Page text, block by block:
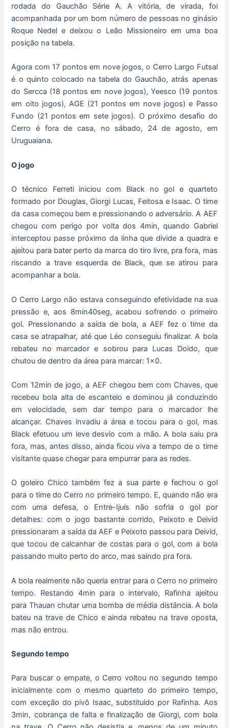
rodada do Gauchão Série A. A vitória, de virada, foi
acompanhada por um bom número de pessoas no ginásio
Roque Nedel e deixou o Leão Missioneiro em uma boa
posição na tabela.
Agora com 17 pontos em nove jogos, o Cerro Largo Futsal
é o quinto colocado na tabela do Gauchão, atrás apenas
do Sercca (18 pontos em nove jogos), Yeesco (19 pontos
em oito jogos), AGE (21 pontos em nove jogos) e Passo
Fundo (21 pontos em sete jogos). O próximo desafio do
Cerro é fora de casa, no sábado, 24 de agosto, em
Uruguaiana.
O jogo
O técnico Ferreti iniciou com Black no gol e quarteto
formado por Douglas, Giorgi Lucas, Feitosa e Isaac. O time
da casa começou bem e pressionando o adversário. A AEF
chegou com perigo por volta dos 4min, quando Gabriel
interceptou passe próximo da linha que divide a quadra e
ajeitou para bater perto da marca do tiro livre, pra fora, mas
riscando a trave esquerda de Black, que se atirou para
acompanhar a bola.
O Cerro Largo não estava conseguindo efetividade na sua
pressão e, aos 8min40seg, acabou sofrendo o primeiro
gol. Pressionando a saída de bola, a AEF fez o time da
casa se atrapalhar, até que Léo conseguiu finalizar. A bola
rebateu no marcador e sobrou para Lucas Doido, que
chutou de dentro da área para marcar: 1×0.
Com 12min de jogo, a AEF chegou bem com Chaves, que
recebeu bola alta de escanteio e dominou já conduzindo
em velocidade, sem dar tempo para o marcador lhe
alcançar. Chaves invadiu a área e tocou para o gol, mas
Black efetuou um leve desvio com a mão. A bola saiu pra
fora, mas, antes disso, ainda ficou viva a tempo de o time
visitante quase chegar para empurrar para as redes.
O goleiro Chico também fez a sua parte e fechou o gol
para o time do Cerro no primeiro tempo. E, quando não era
com uma defesa, o Entre-Ijuís não sofria o gol por
detalhes: com o jogo bastante corrido, Peixoto e Deivid
pressionaram a saída da AEF e Peixoto passou para Deivid,
que tocou de calcanhar de costas para o gol, com a bola
passando muito perto do arco, mas saindo pra fora.
A bola realmente não queria entrar para o Cerro no primeiro
tempo. Restando 4min para o intervalo, Rafinha ajeitou
para Thauan chutar uma bomba de média distância. A bola
bateu na trave de Chico e ainda rebateu na trave oposta,
mas não entrou.
Segundo tempo
Para buscar o empate, o Cerro voltou no segundo tempo
inicialmente com o mesmo quarteto do primeiro tempo,
com exceção do pivô Isaac, substituído por Rafinha. Aos
3min, cobrança de falta e finalização de Giorgi, com bola